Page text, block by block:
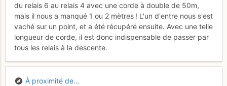
du relais 6 au relais 4 avec une corde à double de 50m,
mais il nous a manqué 1 ou 2 mètres ! L'un d'entre nous s'est
vaché sur un point, et a été récupéré ensuite. Avec une telle
longueur de corde, il est donc indispensable de passer par
tous les relais à la descente.
À proximité de...